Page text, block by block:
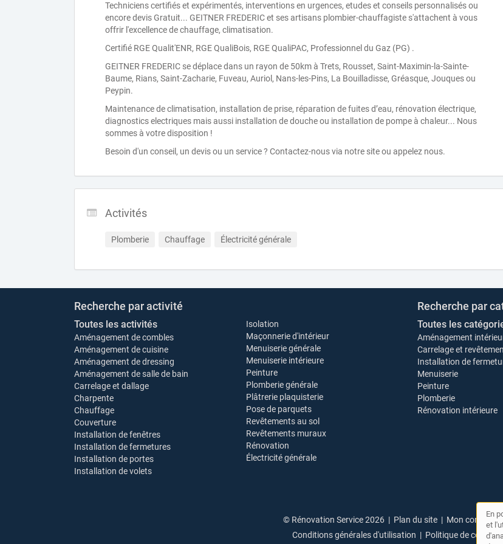
Techniciens certifiés et expérimentés, interventions en urgences, etudes et conseils personnalisés ou
encore devis Gratuit... GEITNER FREDERIC et ses artisans plombier-chauffagiste s'attachent à vous
offrir l'excellence de chauffage, climatisation.
Certifié RGE Qualit'ENR, RGE QualiBois, RGE QualiPAC, Professionnel du Gaz (PG) .
GEITNER FREDERIC se déplace dans un rayon de 50km à Trets, Rousset, Saint-Maximin-la-Sainte-
Baume, Rians, Saint-Zacharie, Fuveau, Auriol, Nans-les-Pins, La Bouilladisse, Gréasque, Jouques ou
Peypin.
Maintenance de climatisation, installation de prise, réparation de fuites d’eau, rénovation électrique,
diagnostics electriques mais aussi installation de douche ou installation de pompe à chaleur... Nous
sommes à votre disposition !
Besoin d'un conseil, un devis ou un service ? Contactez-nous via notre site ou appelez nous.
Activités
Plomberie Chauffage Électricité générale
Recherche par activité
Toutes les activités
Aménagement de combles
Aménagement de cuisine
Aménagement de dressing
Aménagement de salle de bain
Carrelage et dallage
Charpente
Chauffage
Couverture
Installation de fenêtres
Installation de fermetures
Installation de portes
Installation de volets
Isolation
Maçonnerie d'intérieur
Menuiserie générale
Menuiserie intérieure
Peinture
Plomberie générale
Plâtrerie plaquisterie
Pose de parquets
Revêtements au sol
Revêtements muraux
Rénovation
Électricité générale
Recherche par
Toutes les
Aménagement
Carrelage et
Installation de
Menuiserie
Peinture
Plomberie
Rénovation intérieure
© Rénovation Service 2026 | Plan du site | Mon compte|
Conditions générales d'utilisation | Politique de
En
et